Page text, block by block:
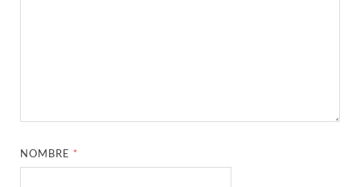
NOMBRE *